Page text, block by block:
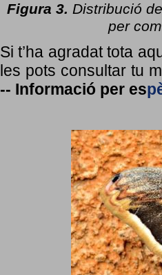
Figura 3. Distribució
per
Si t’ha agradat tota
les pots consultar tu
-- Informació per es